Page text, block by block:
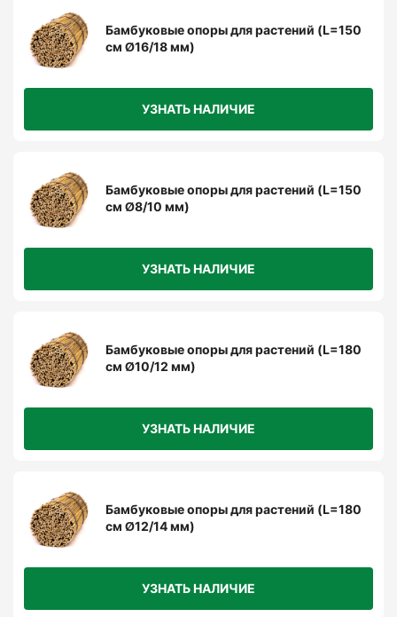
Бамбуковые опоры для растений (L=150
см Ø16/18 мм)
УЗНАТЬ НАЛИЧИЕ
Бамбуковые опоры для растений (L=150
см Ø8/10 мм)
УЗНАТЬ НАЛИЧИЕ
Бамбуковые опоры для растений (L=180
см Ø10/12 мм)
УЗНАТЬ НАЛИЧИЕ
Бамбуковые опоры для растений (L=180
см Ø12/14 мм)
УЗНАТЬ НАЛИЧИЕ